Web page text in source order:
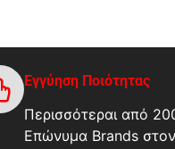
Εγγύηση Ποιότητας
Περισσότεραι από
Επώνυμα Brands στον